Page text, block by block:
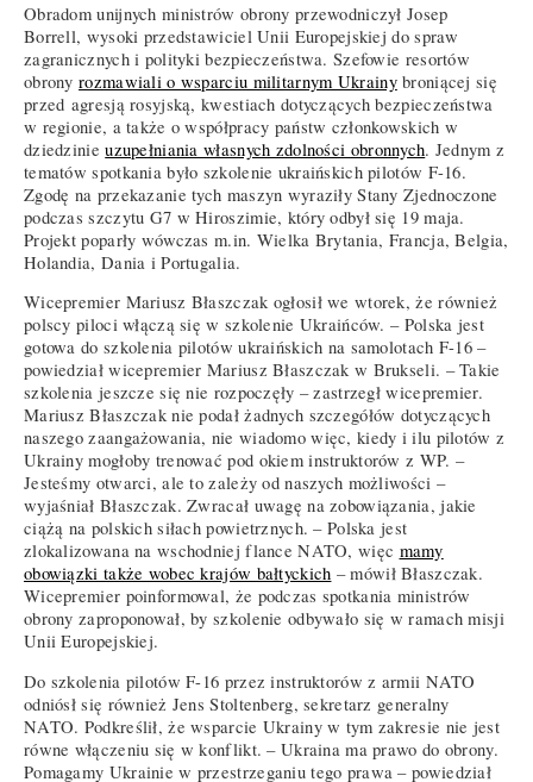
Obradom unijnych ministrów obrony przewodniczył Josep
Borrell, wysoki przedstawiciel Unii Europejskiej do spraw
zagranicznych i polityki bezpieczeństwa. Szefowie resortów
obronyrozmawiali o wsparciu militarnym Ukrainybroniącej się
przed agresją rosyjską, kwestiach dotyczących bezpieczeństwa
w regionie, a także o współpracy państw członkowskich w
dziedzinieuzupełniania własnych zdolności obronnych. Jednym z
tematów spotkania było szkolenie ukraińskich pilotów F-16.
Zgodę na przekazanie tych maszyn wyraziły Stany Zjednoczone
podczas szczytu G7 w Hiroszimie, który odbył się 19 maja.
Projekt poparły wówczas m.in. Wielka Brytania, Francja, Belgia,
Holandia, Dania i Portugalia.
Wicepremier Mariusz Błaszczak ogłosił we wtorek, że również
polscy piloci włączą się w szkolenie Ukraińców. – Polska jest
gotowa do szkolenia pilotów ukraińskich na samolotach F-16 –
powiedział wicepremier Mariusz Błaszczak w Brukseli. – Takie
szkolenia jeszcze się nie rozpoczęły – zastrzegł wicepremier.
Mariusz Błaszczak nie podał żadnych szczegółów dotyczących
naszego zaangażowania, nie wiadomo więc, kiedy i ilu pilotów z
Ukrainy mogłoby trenować pod okiem instruktorów z WP. –
Jesteśmy otwarci, ale to zależy od naszych możliwości –
wyjaśniał Błaszczak. Zwracał uwagę na zobowiązania, jakie
ciążą na polskich siłach powietrznych. – Polska jest
zlokalizowana na wschodniej flance NATO, więc mamy
obowiązki także wobec krajów bałtyckich – mówił Błaszczak.
Wicepremier poinformowal, że podczas spotkania ministrów
obrony zaproponował, by szkolenie odbywało się w ramach misji
Unii Europejskiej.
Do szkolenia pilotów F-16 przez instruktorów z armii NATO
odniósł się również Jens Stoltenberg, sekretarz generalny
NATO. Podkreślił, że wsparcie Ukrainy w tym zakresie nie jest
równe włączeniu się w konflikt. – Ukraina ma prawo do obrony.
Pomagamy Ukrainie w przestrzeganiu tego prawa – powiedział